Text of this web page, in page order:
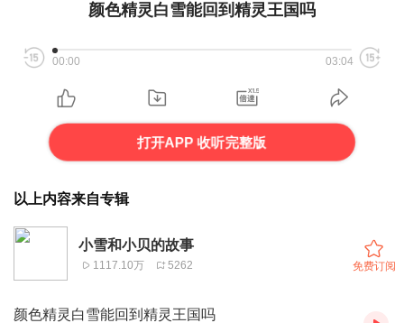
颜色精灵白雪能回到精灵王国吗
00:00 03:04
打开APP 收听完整版
以上内容来自专辑
小雪和小贝的故事
1117.10万 5262 免费订阅
颜色精灵白雪能回到精灵王国吗